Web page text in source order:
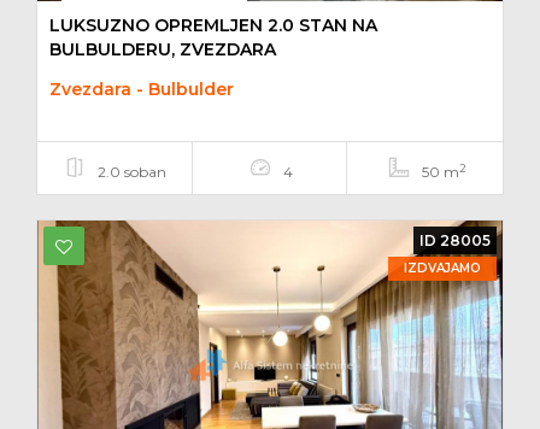
LUKSUZNO OPREMLJEN 2.0 STAN NA
BULBULDERU, ZVEZDARA
Zvezdara - Bulbulder
2.0 soban 4 50 m2
ID 28005
IZDVAJAMO